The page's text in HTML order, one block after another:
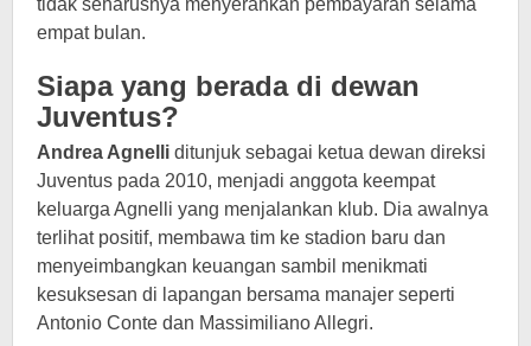
tidak seharusnya menyerahkan pembayaran selama
empat bulan.
Siapa yang berada di dewan
Juventus?
Andrea Agnelli ditunjuk sebagai ketua dewan direksi
Juventus pada 2010, menjadi anggota keempat
keluarga Agnelli yang menjalankan klub. Dia awalnya
terlihat positif, membawa tim ke stadion baru dan
menyeimbangkan keuangan sambil menikmati
kesuksesan di lapangan bersama manajer seperti
Antonio Conte dan Massimiliano Allegri.